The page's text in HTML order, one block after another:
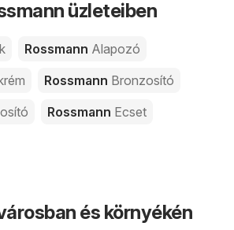
üzleteiben
Rossmann Alapozó
Rossmann Bronzosító
Rossmann Ecset
és környékén